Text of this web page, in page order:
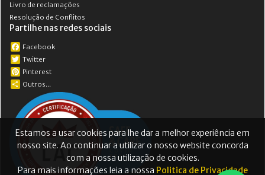
Estamos a usar cookies para lhe dar a melhor experiência em
nosso site. Ao continuar a utilizar o nosso website concorda
com a nossa utilização de cookies.
Para mais informações leia a nossa Politica de Privacidade
Livro de reclamações
Resolução de Conflitos
Partilhe nas redes sociais
Facebook
Twitter
Pinterest
Outros...